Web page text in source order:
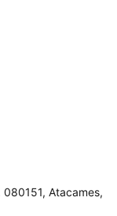
080151, Atacames,